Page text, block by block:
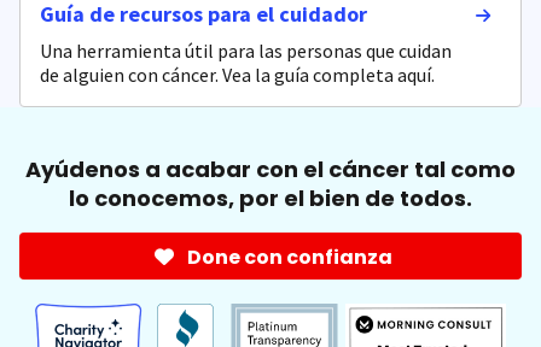
Guía de recursos para el cuidador
Una herramienta útil para las personas que cuidan
de alguien con cáncer. Vea la guía completa aquí.
Ayúdenos a acabar con el cáncer tal como
lo conocemos, por el bien de todos.
Done con confianza